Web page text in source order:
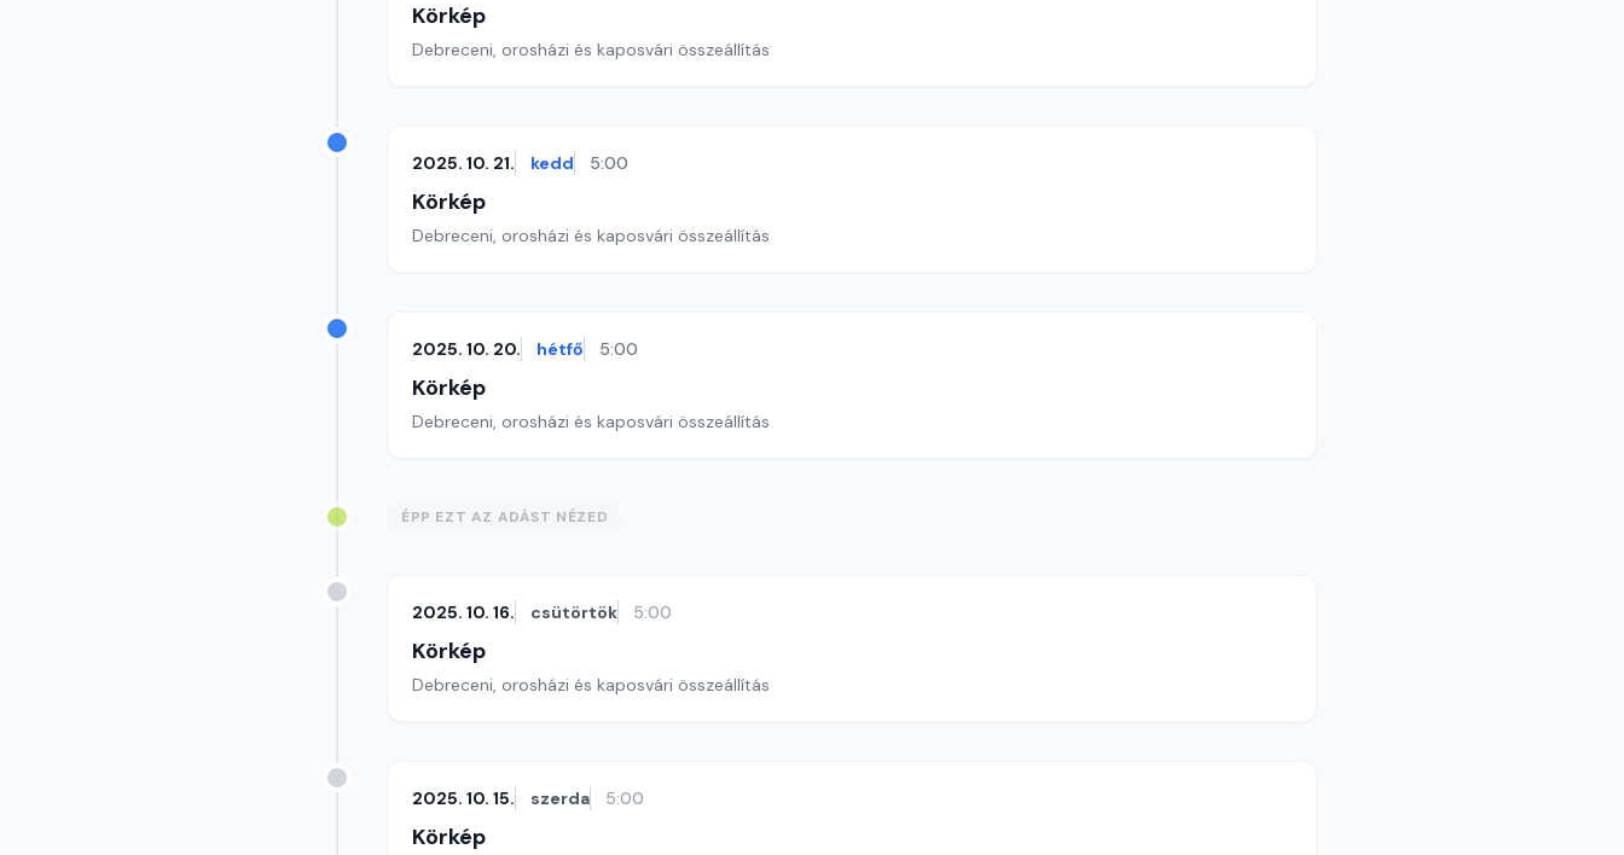
Körkép
Debreceni, orosházi és kaposvári összeállítás
2025. 10. 21. kedd 5:00
Körkép
Debreceni, orosházi és kaposvári összeállítás
2025. 10. 20. hétfő 5:00
Körkép
Debreceni, orosházi és kaposvári összeállítás
ÉPP EZT AZ ADÁST NÉZED
2025. 10. 16. csütörtök 5:00
Körkép
Debreceni, orosházi és kaposvári összeállítás
2025. 10. 15. szerda 5:00
Körkép